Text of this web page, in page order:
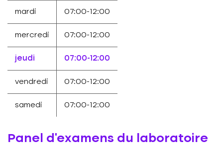
mardi 07:00-12:00
mercredi 07:00-12:00
jeudi 07:00-12:00
vendredi 07:00-12:00
samedi 07:00-12:00
Panel d'examens du laboratoire